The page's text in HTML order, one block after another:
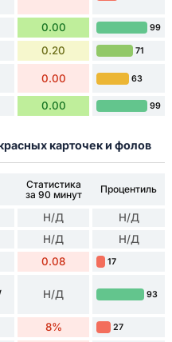
0.00 99
0.20 71
0.00 63
0.00 99
карточек и фолов
Статистика
за 90 минут
Процентиль
Н/Д Н/Д
Н/Д Н/Д
0.08 17
Н/Д 93
8% 27